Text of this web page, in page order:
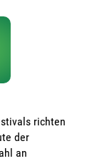
richten
der
an